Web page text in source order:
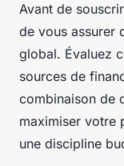
Avant de
de vous assurer
global. Évaluez
sources de
combinaison de
maximiser votre
une discipline